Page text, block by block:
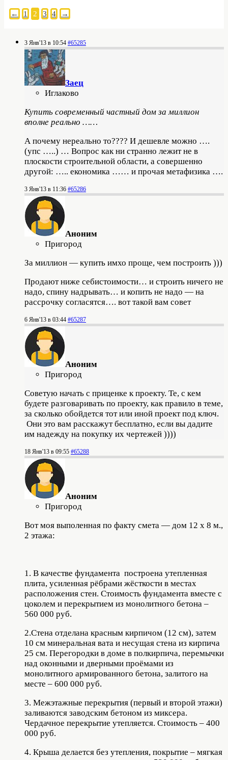
← 1 2 3 4 →
3 Янв'13 в 10:54 #65285
Заец
Иглаково
Купить современный частный дом за миллион
вполне реально ……
А почему нереально то???? И дешевле можно ….
(упс …..) … Вопрос как ни странно лежит не в
плоскости строительной области, а совершенно
другой: ….. економика …… и прочая метафизика ….
3 Янв'13 в 11:36 #65286
Аноним
Пригород
За миллион — купить имхо проще, чем построить )))
Продают ниже себистоимости… и строить ничего не
надо, спину надрывать… и копить не надо — на
рассрочку согласятся…. вот такой вам совет
6 Янв'13 в 03:44 #65287
Аноним
Пригород
Советую начать с приценке к проекту. Те, с кем
будете разговаривать по проекту, как правило в теме,
за сколько обойдется тот или иной проект под ключ.
Они это вам расскажут бесплатно, если вы дадите
им надежду на покупку их чертежей ))))
18 Янв'13 в 09:55 #65288
Аноним
Пригород
Вот моя выполенная по факту смета — дом 12 х 8 м.,
2 этажа:
1. В качестве фундамента построена утепленная
плита, усиленная рёбрами жёсткости в местах
расположения стен. Стоимость фундамента вместе с
цоколем и перекрытием из монолитного бетона –
560 000 руб.
2.Стена отделана красным кирпичом (12 см), затем
10 см минеральная вата и несущая стена из кирпича
25 см. Перегородки в доме в полкирпича, перемычки
над оконными и дверными проёмами из
монолитного армированного бетона, залитого на
месте – 600 000 руб.
3. Межэтажные перекрытия (первый и второй этажи)
заливаются заводским бетоном из миксера.
Чердачное перекрытие утепляется. Стоимость – 400
000 руб.
4. Крыша делается без утепления, покрытие – мягкая